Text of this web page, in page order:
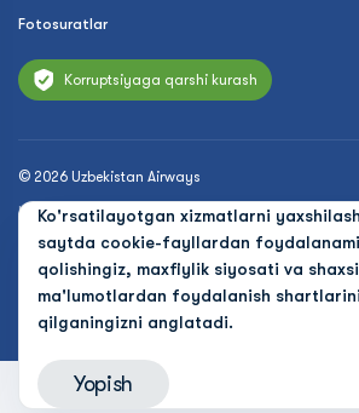
Ko'rsatilayotgan xizmatlarni
saytda cookie-fayllardan
qolishingiz, maxfiylik siyosati va
ma'lumotlardan foydalanish
qilganingizni anglatadi.
Yopish
Fotosuratlar
Korruptsiyaga qarshi kurash
© 2026 Uzbekistan Airways
Maxfiylik siyosati
Ommaviy oferta
Cookies